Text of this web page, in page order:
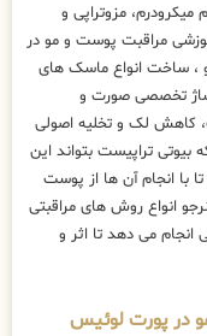
مزوتراپی و
مراقبت پوست و مو در
، ساخت انواع ماسک های
تخصصی صورت و
کاهش لک و تخلیه اصولی
تراپیست بتواند این
با انجام آن ها از پوست
انواع روش های مراقبتی
می دهد تا اثر و
در پورت لوئیس